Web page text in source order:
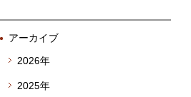
アーカイブ
2026年
2025年